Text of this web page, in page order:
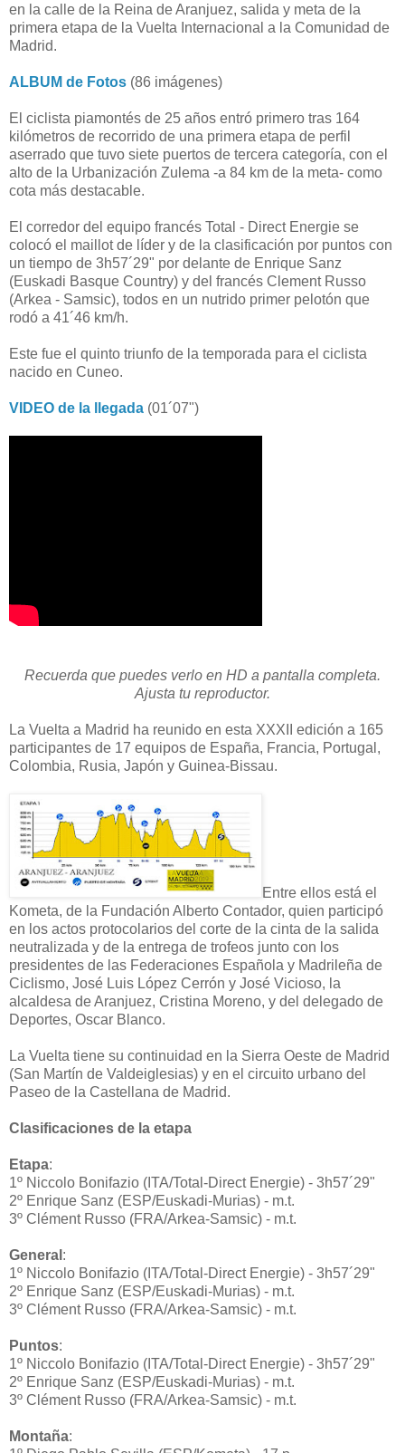
en la calle de la Reina de Aranjuez, salida y meta de la
primera etapa de la Vuelta Internacional a la Comunidad de
Madrid.
ALBUM de Fotos (86 imágenes)
El ciclista piamontés de 25 años entró primero tras 164
kilómetros de recorrido de una primera etapa de perfil
aserrado que tuvo siete puertos de tercera categoría, con el
alto de la Urbanización Zulema -a 84 km de la meta- como
cota más destacable.
El corredor del equipo francés Total - Direct Energie se
colocó el maillot de líder y de la clasificación por puntos con
un tiempo de 3h57´29" por delante de Enrique Sanz
(Euskadi Basque Country) y del francés Clement Russo
(Arkea - Samsic), todos en un nutrido primer pelotón que
rodó a 41´46 km/h.
Este fue el quinto triunfo de la temporada para el ciclista
nacido en Cuneo.
VIDEO de la llegada (01´07")
Recuerda que puedes verlo en HD a pantalla completa.
Ajusta tu reproductor.
La Vuelta a Madrid ha reunido en esta XXXII edición a 165
participantes de 17 equipos de España, Francia, Portugal,
Colombia, Rusia, Japón y Guinea-Bissau.
Entre ellos está el
Kometa, de la Fundación Alberto Contador, quien participó
en los actos protocolarios del corte de la cinta de la salida
neutralizada y de la entrega de trofeos junto con los
presidentes de las Federaciones Española y Madrileña de
Ciclismo, José Luis López Cerrón y José Vicioso, la
alcaldesa de Aranjuez, Cristina Moreno, y del delegado de
Deportes, Oscar Blanco.
La Vuelta tiene su continuidad en la Sierra Oeste de Madrid
(San Martín de Valdeiglesias) y en el circuito urbano del
Paseo de la Castellana de Madrid.
Clasificaciones de la etapa
Etapa:
1º Niccolo Bonifazio (ITA/Total-Direct Energie) - 3h57´29"
2º Enrique Sanz (ESP/Euskadi-Murias) - m.t.
3º Clément Russo (FRA/Arkea-Samsic) - m.t.
General :
1º Niccolo Bonifazio (ITA/Total-Direct Energie) - 3h57´29"
2º Enrique Sanz (ESP/Euskadi-Murias) - m.t.
3º Clément Russo (FRA/Arkea-Samsic) - m.t.
Puntos:
1º Niccolo Bonifazio (ITA/Total-Direct Energie) - 3h57´29"
2º Enrique Sanz (ESP/Euskadi-Murias) - m.t.
3º Clément Russo (FRA/Arkea-Samsic) - m.t.
Montaña: